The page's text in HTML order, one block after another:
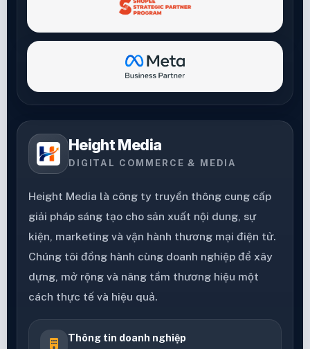
Height Media
DIGITAL COMMERCE & MEDIA
Height Media là công ty truyền thông cung cấp
giải pháp sáng tạo cho sản xuất nội dung, sự
kiện, marketing và vận hành thương mại điện tử.
Chúng tôi đồng hành cùng doanh nghiệp để xây
dựng, mở rộng và nâng tầm thương hiệu một
cách thực tế và hiệu quả.
Thông tin doanh nghiệp